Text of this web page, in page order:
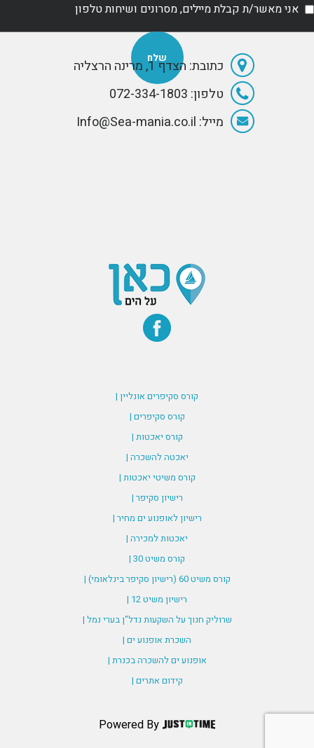
אני מאשר/ת קבלת מיילים, מסרונים ושיחות טלפון
כתובת: הצדף 1, מרינה הרצליה
טלפון: 072-334-1803
מייל: Info@Sea-mania.co.il
קורס סקיפרים אונליין |
קורס סקיפרים |
קורס יאכטות |
יאכטה להשכרה |
קורס משיטי יאכטות |
רישיון סקיפר |
רישיון לאופנוע ים מחיר |
יאכטות למכירה |
קורס משיט 30 |
קורס משיט 60 (רישיון סקיפר בינלאומי) |
רישיון משיט 12 |
שרוליק חנוך על השקעות נדל"ן בערי נמל |
השכרת אופנוע ים |
אופנוע ים להשכרה בכנרת |
קידום אתרים |
Powered By